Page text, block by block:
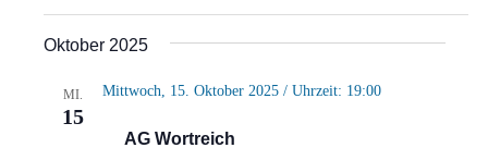
Oktober 2025
MI.
15
AG Wortreich
Mittwoch, 15. Oktober 2025 / Uhrzeit: 19:00